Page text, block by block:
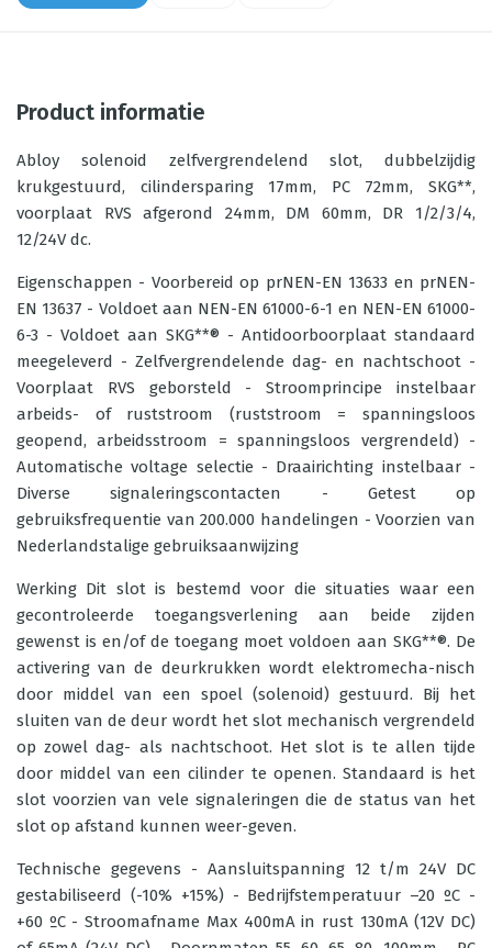
Product informatie
Abloy solenoid zelfvergrendelend slot, dubbelzijdig
krukgestuurd, cilindersparing 17mm, PC 72mm, SKG**,
voorplaat RVS afgerond 24mm, DM 60mm, DR 1/2/3/4,
12/24V dc.
Eigenschappen - Voorbereid op prNEN-EN 13633 en prNEN-
EN 13637 - Voldoet aan NEN-EN 61000-6-1 en NEN-EN 61000-
6-3 - Voldoet aan SKG**® - Antidoorboorplaat standaard
meegeleverd - Zelfvergrendelende dag- en nachtschoot -
Voorplaat RVS geborsteld - Stroomprincipe instelbaar
arbeids- of ruststroom (ruststroom = spanningsloos
geopend, arbeidsstroom = spanningsloos vergrendeld) -
Automatische voltage selectie - Draairichting instelbaar -
Diverse signaleringscontacten - Getest op
gebruiksfrequentie van 200.000 handelingen - Voorzien van
Nederlandstalige gebruiksaanwijzing
Werking Dit slot is bestemd voor die situaties waar een
gecontroleerde toegangsverlening aan beide zijden
gewenst is en/of de toegang moet voldoen aan SKG**®. De
activering van de deurkrukken wordt elektromecha-nisch
door middel van een spoel (solenoid) gestuurd. Bij het
sluiten van de deur wordt het slot mechanisch vergrendeld
op zowel dag- als nachtschoot. Het slot is te allen tijde
door middel van een cilinder te openen. Standaard is het
slot voorzien van vele signaleringen die de status van het
slot op afstand kunnen weer-geven.
Technische gegevens - Aansluitspanning 12 t/m 24V DC
gestabiliseerd (-10% +15%) - Bedrijfstemperatuur –20 ºC -
+60 ºC - Stroomafname Max 400mA in rust 130mA (12V DC)